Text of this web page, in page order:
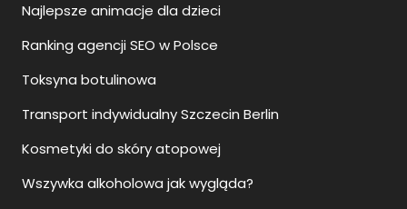
Najlepsze animacje dla dzieci
Ranking agencji SEO w Polsce
Toksyna botulinowa
Transport indywidualny Szczecin Berlin
Kosmetyki do skóry atopowej
Wszywka alkoholowa jak wygląda?